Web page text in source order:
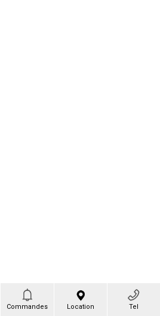
Commandes Location Tel